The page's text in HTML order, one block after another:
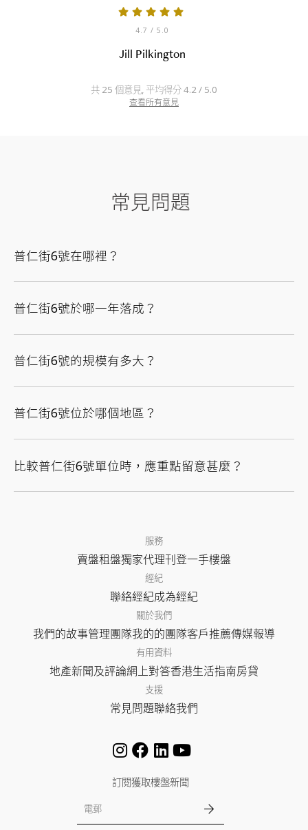
4.7 / 5.0
Jill Pilkington
共 25 個意見, 平均得分 4.2 / 5.0
查看所有意見
常見問題
普仁街6號在哪裡？
普仁街6號於哪一年落成？
普仁街6號的規模有多大？
普仁街6號位於哪個地區？
比較普仁街6號單位時，應重點留意甚麼？
服務
賣盤租盤獨家代理刊登一手樓盤
經紀
聯絡經紀成為經紀
關於我們
我們的故事管理團隊我的的團隊客戶推薦傳媒報導
有用資料
地產新聞及評論網上對答香港生活指南房貸
支援
常見問題聯絡我們
訂閱獲取樓盤新聞